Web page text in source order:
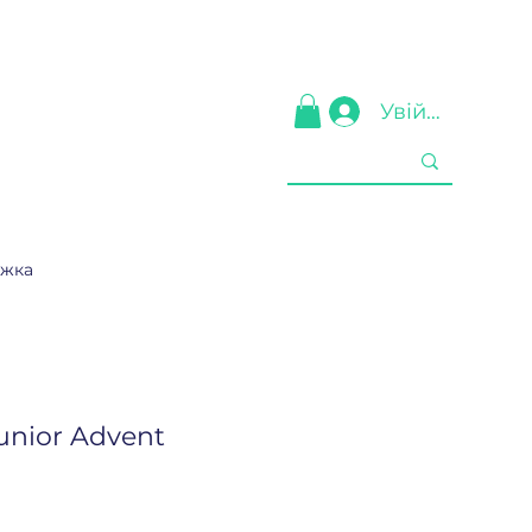
Увійти
Advent